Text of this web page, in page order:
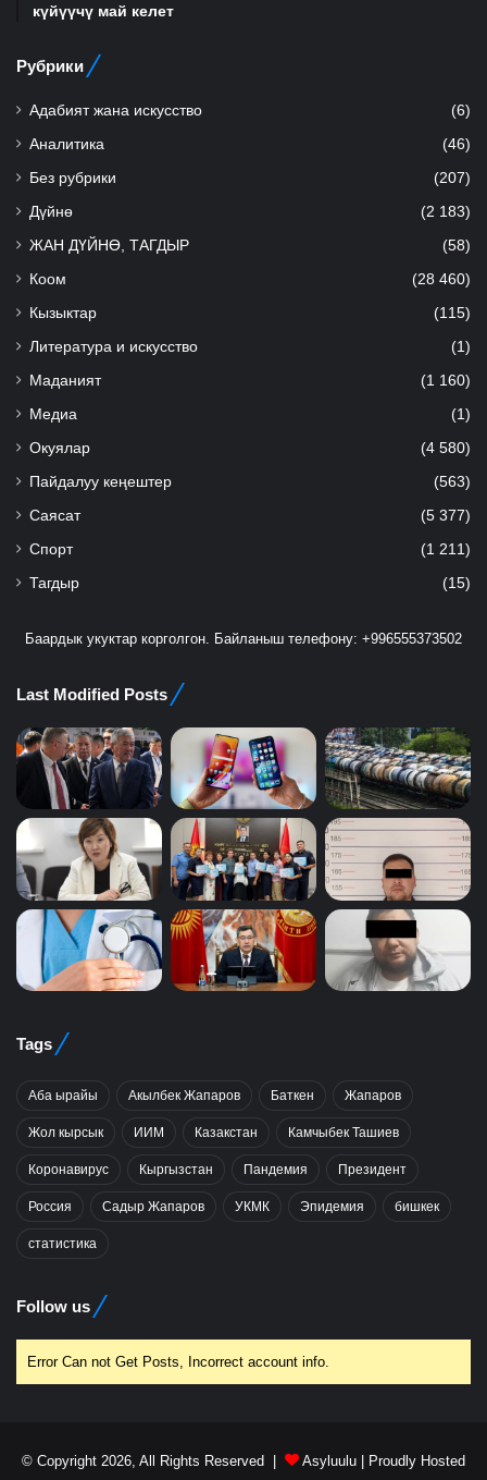
күйүүчү май келет
Рубрики
Адабият жана искусство (6)
Аналитика (46)
Без рубрики (207)
Дүйнө (2 183)
ЖАН ДҮЙНӨ, ТАГДЫР (58)
Коом (28 460)
Кызыктар (115)
Литература и искусство (1)
Маданият (1 160)
Медиа (1)
Окуялар (4 580)
Пайдалуу кеңештер (563)
Саясат (5 377)
Спорт (1 211)
Тагдыр (15)
Баардык укуктар корголгон. Байланыш телефону: +996555373502
Last Modified Posts
Tags
Аба ырайы Акылбек Жапаров Баткен Жапаров
Жол кырсык ИИМ Казакстан Камчыбек Ташиев
Коронавирус Кыргызстан Пандемия Президент
Россия Садыр Жапаров УКМК Эпидемия бишкек
статистика
Follow us
Error Can not Get Posts, Incorrect account info.
© Copyright 2026, All Rights Reserved | Asyluulu | Proudly Hosted